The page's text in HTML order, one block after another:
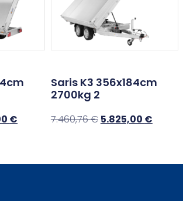
€
Saris K3 356x184cm
2700kg 2
7.460,76€ 5.825,00 €